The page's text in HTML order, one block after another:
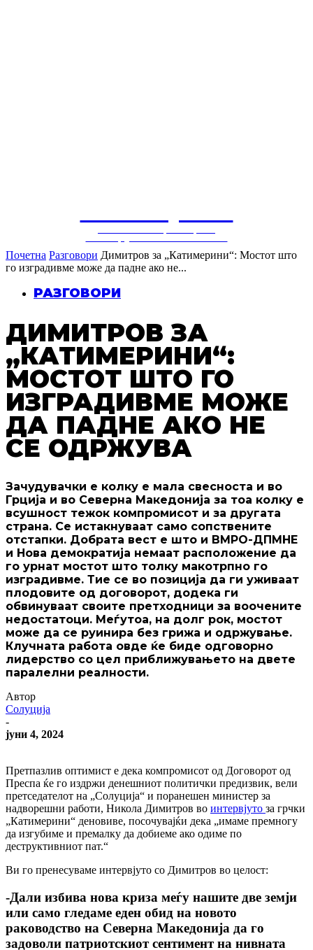
Почетна Разговори Димитров за „Катимерини“: Мостот што
го изградивме може да падне ако не...
РАЗГОВОРИ
ДИМИТРОВ ЗА
„КАТИМЕРИНИ“:
МОСТОТ ШТО ГО
ИЗГРАДИВМЕ МОЖЕ
ДА ПАДНЕ АКО НЕ
СЕ ОДРЖУВА
Зачудувачки е колку е мала свесноста и во
Грција и во Северна Македонија за тоа колку е
всушност тежок компромисот и за другата
страна. Се истакнуваат само сопствените
отстапки. Добрата вест е што и ВМРО-ДПМНЕ
и Нова демократија немаат расположение да
го урнат мостот што толку макотрпно го
изградивме. Тие се во позиција да ги уживаат
плодовите од договорот, додека ги
обвинуваат своите претходници за воочените
недостатоци. Меѓутоа, на долг рок, мостот
може да се руинира без грижа и одржување.
Клучната работа овде ќе биде одговорно
лидерство со цел приближувањето на двете
паралелни реалности.
Автор
Солуција
-
јуни 4, 2024
Претпазлив оптимист e дека компромисот од Договорот од
Преспа ќе го издржи денешниот политички предизвик, вели
претседателот на „Солуција“ и поранешен министер за
надворешни работи, Никола Димитров во интервјуто за грчки
„Катимерини“ деновиве, посочувајќи дека „имаме премногу
да изгубиме и премалку да добиеме ако одиме по
деструктивниот пат.“
Ви го пренесуваме интервјуто со Димитров во целост:
-Дали избива нова криза меѓу нашите две земји
или само гледаме еден обид на новото
раководство на Северна Македонија да го
задоволи патриотскиот сентимент на нивната